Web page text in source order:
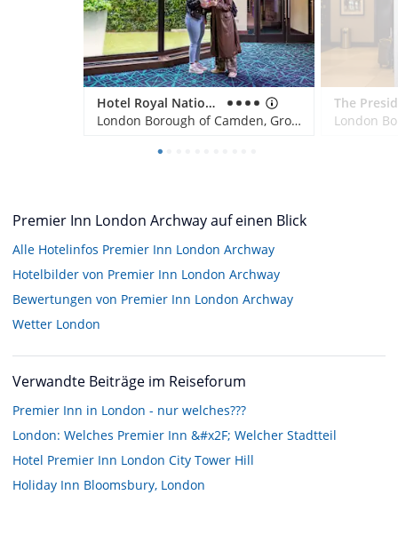
Hotel Royal National
London Borough of Camden, Großbritannien
The
Premier Inn London Archway auf einen Blick
Alle Hotelinfos Premier Inn London Archway
Hotelbilder von Premier Inn London Archway
Bewertungen von Premier Inn London Archway
Wetter London
Verwandte Beiträge im Reiseforum
Premier Inn in London - nur welches???
London: Welches Premier Inn &#x2F; Welcher Stadtteil
Hotel Premier Inn London City Tower Hill
Holiday Inn Bloomsbury, London